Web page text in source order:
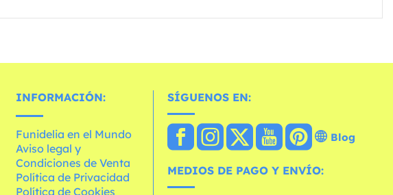
INFORMACIÓN:
Funidelia en el Mundo
Aviso legal y
Condiciones de Venta
Política de Privacidad
Política de Cookies
SÍGUENOS EN:
Blog
MEDIOS DE PAGO Y ENVÍO: